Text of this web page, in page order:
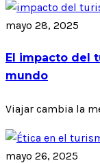
mayo 28, 2025
El impacto del
mundo
Viajar cambia la
mayo 26, 2025